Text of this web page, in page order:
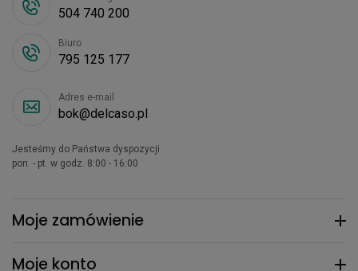
Moje zamówienie
Moje konto
504 740 200
Biuro
795 125 177
Adres e-mail
bok@delcaso.pl
Jesteśmy do Państwa dyspozycji
pon. - pt. w godz. 8:00 - 16:00